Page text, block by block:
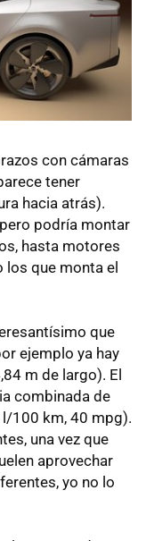
con cámaras
tener
hacia atrás).
podría montar
hasta motores
los que monta el
que
ejemplo ya hay
m de largo). El
combinada de
100 km, 40 mpg).
una vez que
aprovechar
yo no lo